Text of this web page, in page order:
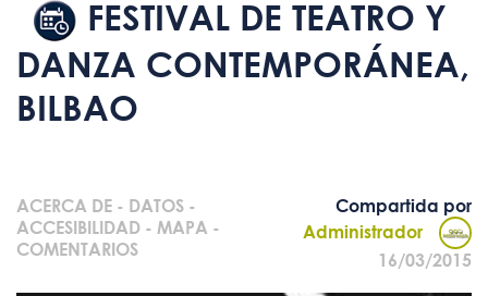
FESTIVAL DE TEATRO Y
DANZA CONTEMPORÁNEA,
BILBAO
ACERCA DE - DATOS -
ACCESIBILIDAD - MAPA -
COMENTARIOS
Compartida por
Administrador
16/03/2015